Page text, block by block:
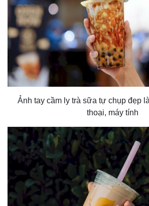
Ảnh tay cầm ly trà sữa tự chụp đẹp
thoại, máy tính